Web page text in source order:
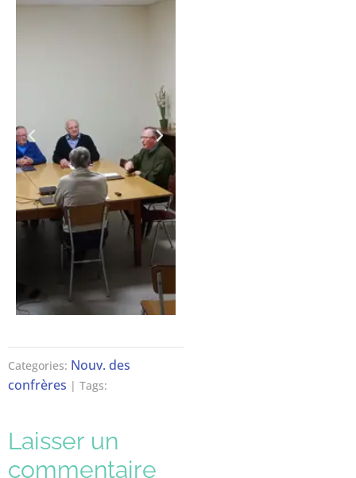
Categories: Nouv. des
confrères | Tags:
Laisser un
commentaire